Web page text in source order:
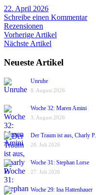
22. April 2026
Schreibe einen Kommentar
Rezensionen
Vorherige Artikel
Nächste Artikel
Neueste Artikel
Unruhe
8. August 2026
Woche 32: Maren Amini
3. August 2026
Der Traum ist aus, Charly P.
28. Juli 2026
Woche 31: Stephan Lorse
27. Juli 2026
Woche 29: Ina Hattenhauer